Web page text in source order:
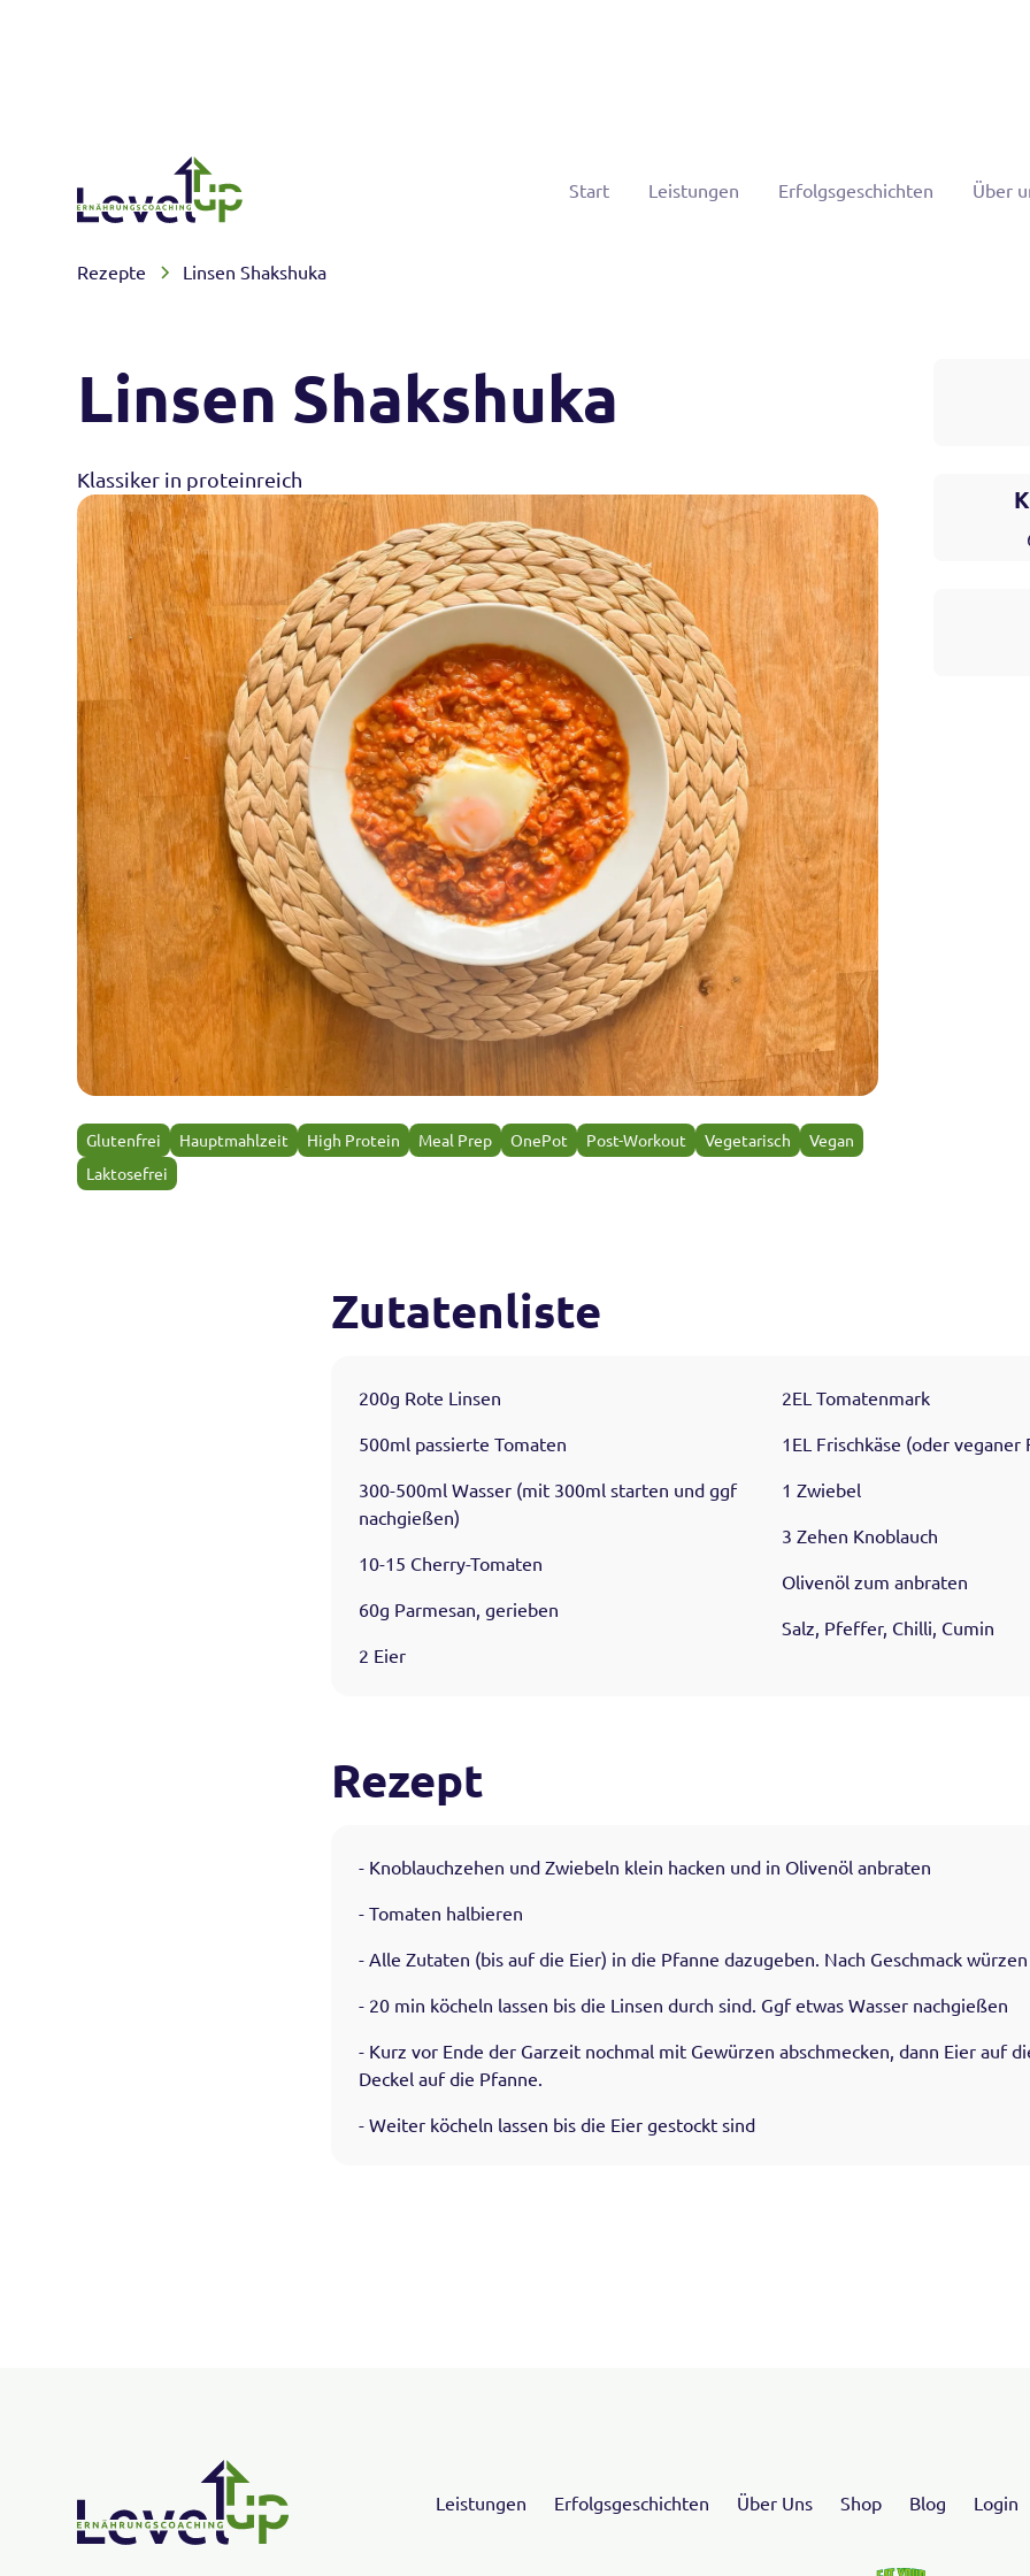
Start Leistungen Erfolgsgeschichten Über
Rezepte Linsen Shakshuka
Linsen Shakshuka
Klassiker in proteinreich
Glutenfrei Hauptmahlzeit High Protein Meal Prep OnePot Post-Workout Vegetarisch
Vegan
Laktosefrei
Zutatenliste
200g Rote Linsen
500ml passierte Tomaten
300-500ml Wasser (mit 300ml starten und ggf
nachgießen)
10-15 Cherry-Tomaten
60g Parmesan, gerieben
2 Eier
2EL Tomatenmark
1EL Frischkäse (oder veganer
1 Zwiebel
3 Zehen Knoblauch
Olivenöl zum anbraten
Salz, Pfeffer, Chilli, Cumin
Rezept
- Knoblauchzehen und Zwiebeln klein hacken und in Olivenöl anbraten
- Tomaten halbieren
- Alle Zutaten (bis auf die Eier) in die Pfanne dazugeben. Nach Geschmack würzen
- 20 min köcheln lassen bis die Linsen durch sind. Ggf etwas Wasser nachgießen
- Kurz vor Ende der Garzeit nochmal mit Gewürzen abschmecken, dann Eier auf
Deckel auf die Pfanne.
- Weiter köcheln lassen bis die Eier gestockt sind
Leistungen Erfolgsgeschichten Über Uns Shop Blog Login